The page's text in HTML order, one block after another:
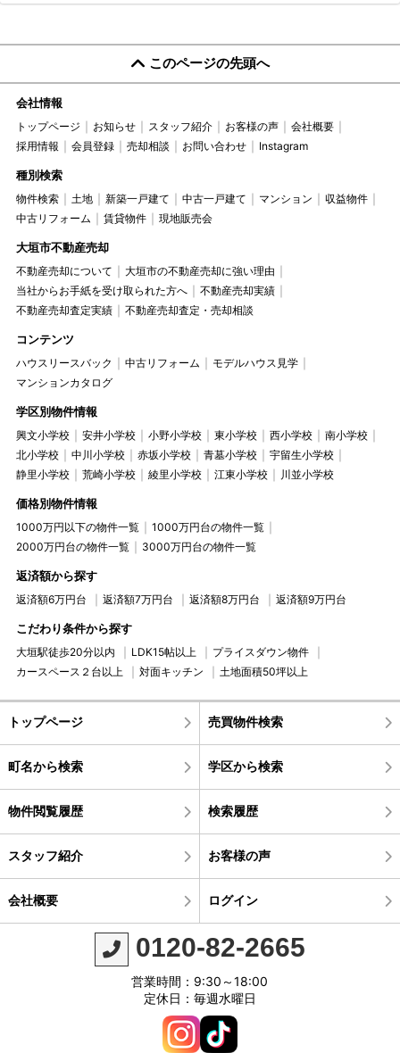
このページの先頭へ
会社情報
トップページ お知らせ スタッフ紹介 お客様の声
会社概要
採用情報
会員登録 売却相談 お問い合わせ Instagram
種別検索
物件検索 土地 新築一戸建て 中古一戸建て マンション
収益物件
中古リフォーム
賃貸物件 現地販売会
大垣市不動産売却
不動産売却について
大垣市の不動産売却に強い理由
当社からお手紙を受け取られた方へ
不動産売却実績
不動産売却査定実績
不動産売却査定・売却相談
コンテンツ
ハウスリースバック 中古リフォーム
モデルハウス見学
マンションカタログ
学区別物件情報
興文小学校 安井小学校 小野小学校 東小学校 西小学校
南小学校
北小学校
中川小学校 赤坂小学校 青墓小学校
宇留生小学校
静里小学校
荒崎小学校 綾里小学校 江東小学校 川並小学校
価格別物件情報
1000万円以下の物件一覧
1000万円台の物件一覧
2000万円台の物件一覧
3000万円台の物件一覧
返済額から探す
返済額6万円台 返済額7万円台 返済額8万円台 返済額9万円台
こだわり条件から探す
大垣駅徒歩20分以内 LDK15帖以上
プライスダウン物件
カースペース２台以上
対面キッチン 土地面積50坪以上
トップページ 売買物件検索
町名から検索 学区から検索
物件閲覧履歴 検索履歴
スタッフ紹介 お客様の声
会社概要 ログイン
0120-82-2665
営業時間：9:30～18:00
定休日：毎週水曜日